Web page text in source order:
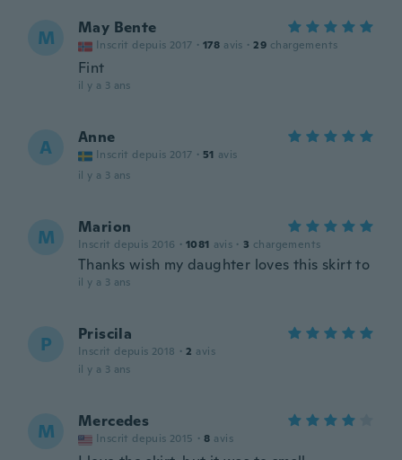
M May Bente
Inscrit depuis 2017 · 178 avis · 29 chargements
Fint
il y a 3 ans
A Anne
Inscrit depuis 2017 · 51 avis
il y a 3 ans
M Marion
Inscrit depuis 2016 · 1081 avis · 3 chargements
Thanks wish my daughter loves this skirt to
il y a 3 ans
P Priscila
Inscrit depuis 2018 · 2 avis
il y a 3 ans
M Mercedes
Inscrit depuis 2015 · 8 avis